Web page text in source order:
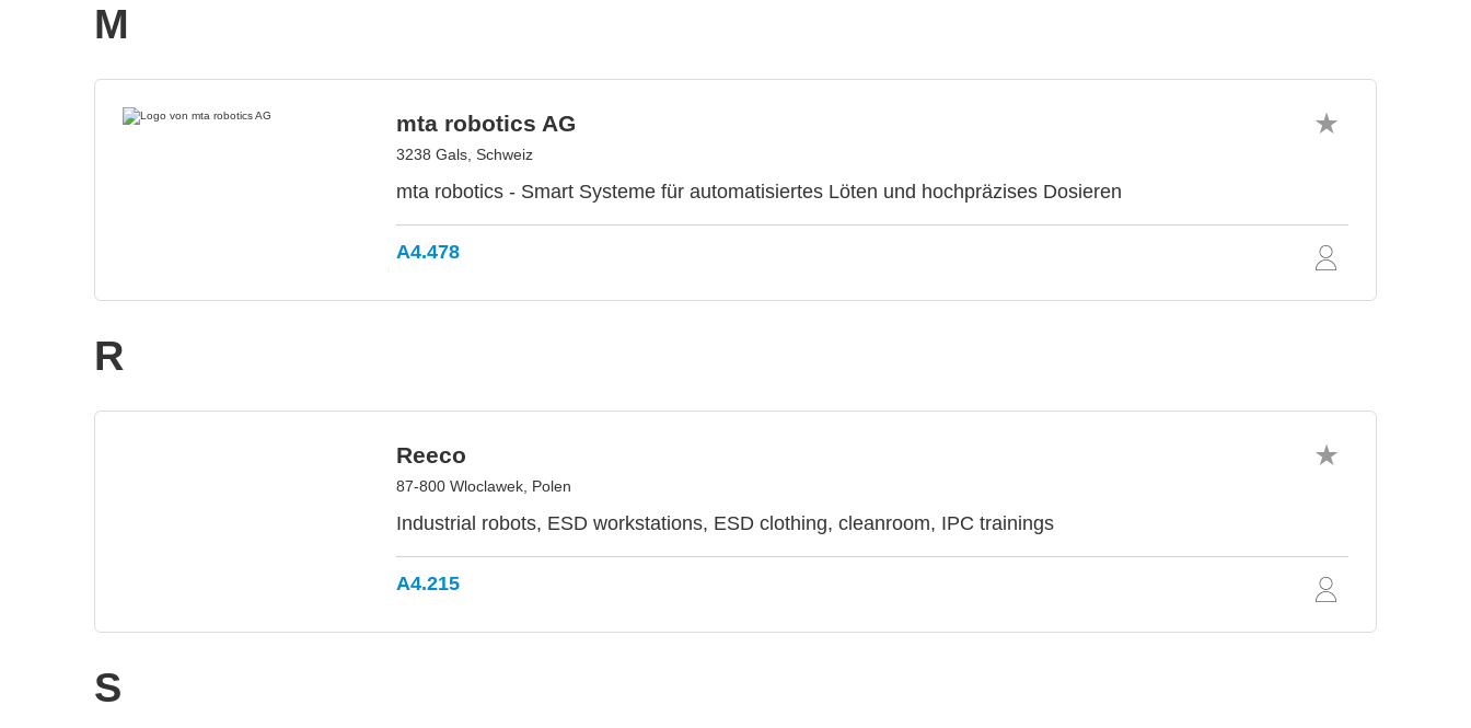
M
mta robotics AG
3238 Gals, Schweiz
mta robotics - Smart Systeme für automatisiertes Löten und hochpräzises Dosieren
A4.478
R
Reeco
87-800 Wloclawek, Polen
Industrial robots, ESD workstations, ESD clothing, cleanroom, IPC trainings
A4.215
S